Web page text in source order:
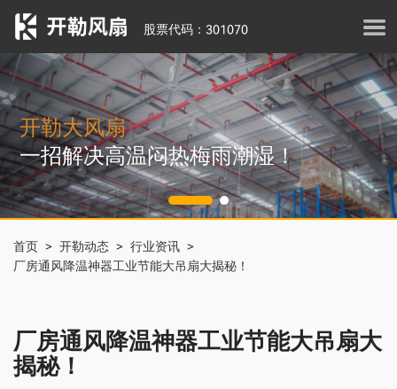
股票代码：301070
开勒大风扇
一招解决高温闷热梅雨潮湿！
首页 > 开勒动态 > 行业资讯 >
厂房通风降温神器工业节能大吊扇大揭秘！
厂房通风降温神器工业节能大吊扇大
揭秘！